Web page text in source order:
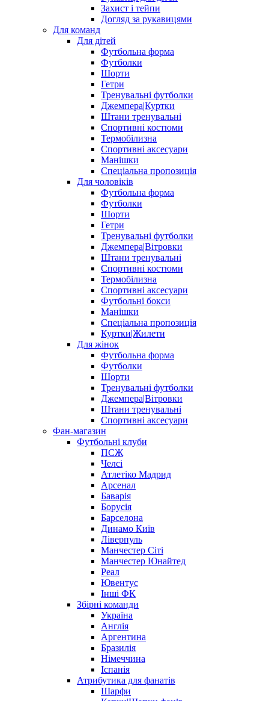
Захист і тейпи
Догляд за рукавицями
Для команд
Для дітей
Футбольна форма
Футболки
Шорти
Гетри
Тренувальні футболки
Джемпера|Куртки
Штани тренувальні
Спортивні костюми
Термобілизна
Спортивні аксесуари
Манішки
Спеціальна пропозиція
Для чоловіків
Футбольна форма
Футболки
Шорти
Гетри
Тренувальні футболки
Джемпера|Вітровки
Штани тренувальні
Спортивні костюми
Термобілизна
Спортивні аксесуари
Футбольні бокси
Манішки
Спеціальна пропозиція
Куртки|Жилети
Для жінок
Футбольна форма
Футболки
Шорти
Тренувальні футболки
Джемпера|Вітровки
Штани тренувальні
Спортивні аксесуари
Фан-магазин
Футбольні клуби
ПСЖ
Челсі
Атлетіко Мадрид
Арсенал
Баварія
Борусія
Барселона
Динамо Київ
Ліверпуль
Манчестер Сіті
Манчестер Юнайтед
Реал
Ювентус
Інші ФК
Збірні команди
Україна
Англія
Аргентина
Бразилія
Німеччина
Іспанія
Атрибутика для фанатів
Шарфи